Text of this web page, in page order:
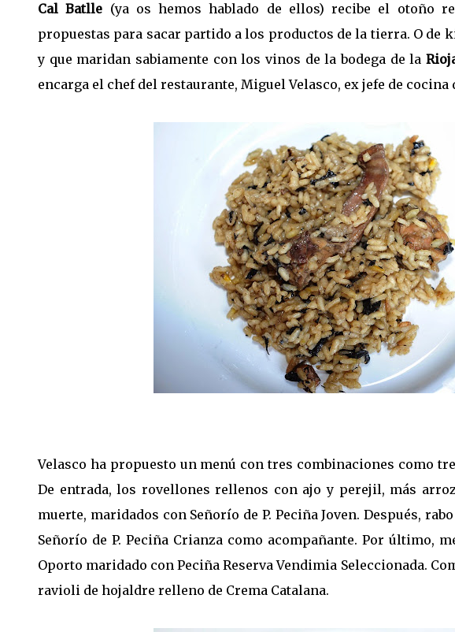
Cal Batlle (ya os hemos hablado de ellos) recibe el otoño
propuestas para sacar partido a los productos de la tierra. O de
y que maridan sabiamente con los vinos de la bodega de la
encarga el chef del restaurante, Miguel Velasco, ex jefe de cocina
Velasco ha propuesto un menú con tres combinaciones como
De entrada, los rovellones rellenos con ajo y perejil, más
muerte, maridados con Señorío de P. Peciña Joven. Después,
Señorío de P. Peciña Crianza como acompañante. Por último,
Oporto maridado con Peciña Reserva Vendimia Seleccionada.
ravioli de hojaldre relleno de Crema Catalana.